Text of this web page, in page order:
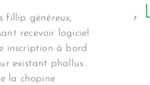
fillip généreux,
recevoir logiciel
inscription à bord
existant phallus .
la chopine
,